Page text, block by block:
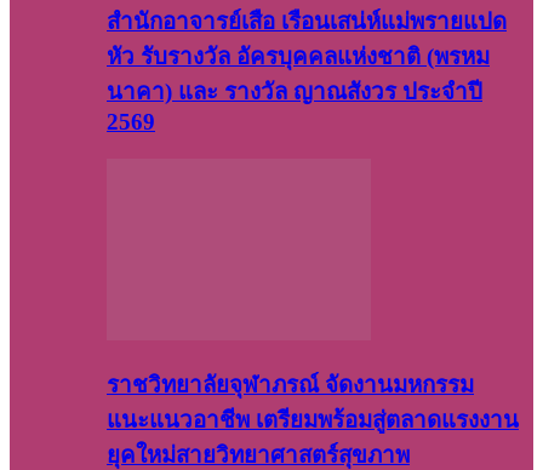
สำนักอาจารย์เสือ เรือนเสน่ห์แม่พรายแปด
หัว รับรางวัล อัครบุคคลแห่งชาติ (พรหม
นาคา) และ รางวัล ญาณสังวร ประจำปี
2569
ราชวิทยาลัยจุฬาภรณ์ จัดงานมหกรรม
แนะแนวอาชีพ เตรียมพร้อมสู่ตลาดแรงงาน
ยุคใหม่สายวิทยาศาสตร์สุขภาพ